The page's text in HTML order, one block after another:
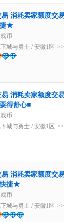
易 消耗卖家额度交
捷★
币
城与勇士 / 安徽1区
易 消耗卖家额度交
得舒心■
币
城与勇士 / 安徽1区
易 消耗卖家额度交
快捷★
币
城与勇士 / 安徽1区